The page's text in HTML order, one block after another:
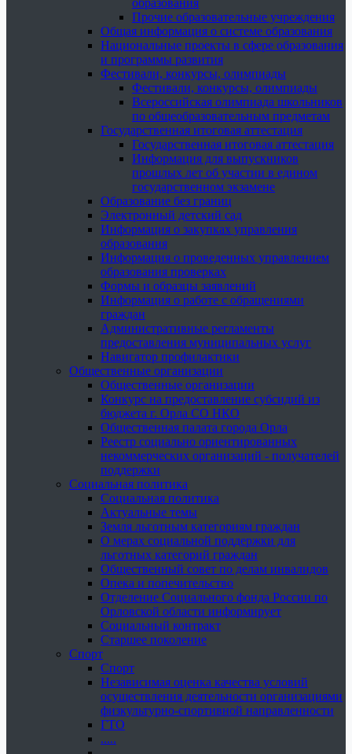
образования
Прочие образовательные учреждения
Общая информация о системе образования
Национальные проекты в сфере образования
и программы развития
Фестивали, конкурсы, олимпиады
Фестивали, конкурсы, олимпиады
Всероссийская олимпиада школьников
по общеобразовательным предметам
Государственная итоговая аттестация
Государственная итоговая аттестация
Информация для выпускников
прошлых лет об участии в едином
государственном экзамене
Образование без границ
Электронный детский сад
Информация о закупках управления
образования
Информация о проведенных управлением
образования проверках
Формы и образцы заявлений
Информация о работе с обращениями
граждан
Административные регламенты
предоставления муниципальных услуг
Навигатор профилактики
Общественные организации
Общественные организации
Конкурс на предоставление субсидий из
бюджета г. Орла СО НКО
Общественная палата города Орла
Реестр социально ориентированных
некоммерческих организаций - получателей
поддержки
Социальная политика
Социальная политика
Актуальные темы
Земля льготным категориям граждан
О мерах социальной поддержки для
льготных категорий граждан
Общественный совет по делам инвалидов
Опека и попечительство
Отделение Социального фонда России по
Орловской области информирует
Социальный контракт
Старшее поколение
Спорт
Спорт
Независимая оценка качества условий
осуществления деятельности организациями
физкультурно-спортивной направленности
ГТО
.....